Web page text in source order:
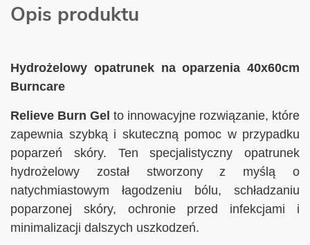
Opis produktu
Hydrożelowy opatrunek na oparzenia 40x60cm
Burncare
Relieve Burn Gel to innowacyjne rozwiązanie, które
zapewnia szybką i skuteczną pomoc w przypadku
poparzeń skóry. Ten specjalistyczny opatrunek
hydrożelowy został stworzony z myślą o
natychmiastowym łagodzeniu bólu, schładzaniu
poparzonej skóry, ochronie przed infekcjami i
minimalizacji dalszych uszkodzeń.